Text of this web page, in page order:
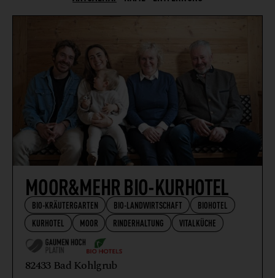
CATERING
EVENTLOCATION
FINE DINING
FRÜHSTÜCK
GASTHAUS
HEURIGER
HOTEL
HÜTTE
PATISSERIE
PRIVATE-DINING
WEINBAU
BY
NIEDERÖSTERREICH
OBERÖSTERREICH
SALZBURG
STEIERMARK
TIROL
WIEN
MOOR&MEHR BIO-KURHOTEL
BIO-KRÄUTERGARTEN BIO-LANDWIRTSCHAFT
BIOHOTEL
KURHOTEL
MOOR RINDERHALTUNG VITALKÜCHE
82433 Bad Kohlgrub